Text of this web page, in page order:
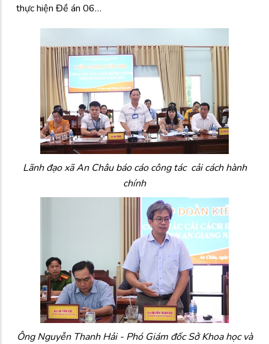
thực hiện Đề án 06…
Lãnh đạo xã An Châu báo cáo công tác cải cách hành
chính
Ông Nguyễn Thanh Hải - Phó Giám đốc Sở Khoa học và